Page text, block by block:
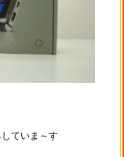
ていま～す